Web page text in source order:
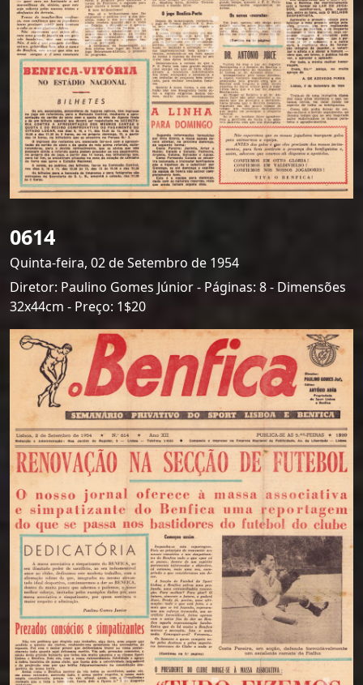
0614
Quinta-feira, 02 de Setembro de 1954
Diretor: Paulino Gomes Júnior - Páginas: 8 - Dimensões
32x44cm - Preço: 1$20